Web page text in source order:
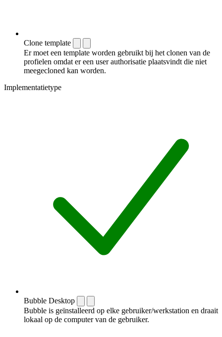
Clone template
Er moet een template worden gebruikt bij het clonen van de
profielen omdat er een user authorisatie plaatsvindt die niet
meegecloned kan worden.
Implementatietype
Bubble Desktop
Bubble is geïnstalleerd op elke gebruiker/werkstation en draait
lokaal op de computer van de gebruiker.